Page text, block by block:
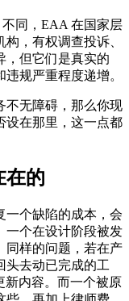
同，EAA 在国家层
，有权调查投诉、
，但它们是真实的
规严重程度递增。
不无障碍，那么你现
设在那里，这一点都
在的
一个缺陷的成本，会
一个在设计阶段被发
同样的问题，若在产
头去动已完成的工
新内容。而一个被原